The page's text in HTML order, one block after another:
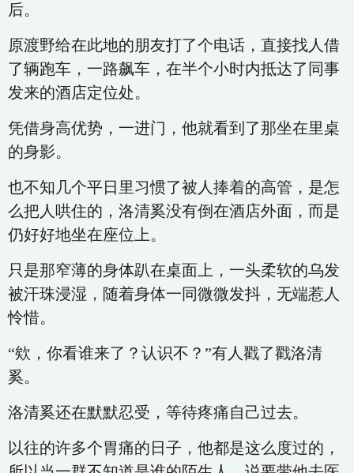
后。
原渡野给在此地的朋友打了个电话，直接找人借
了辆跑车，一路飙车，在半个小时内抵达了同事
发来的酒店定位处。
凭借身高优势，一进门，他就看到了那坐在里桌
的身影。
也不知几个平日里习惯了被人捧着的高管，是怎
么把人哄住的，洛清奚没有倒在酒店外面，而是
仍好好地坐在座位上。
只是那窄薄的身体趴在桌面上，一头柔软的乌发
被汗珠浸湿，随着身体一同微微发抖，无端惹人
怜惜。
“欸，你看谁来了？认识不？”有人戳了戳洛清
奚。
洛清奚还在默默忍受，等待疼痛自己过去。
以往的许多个胃痛的日子，他都是这么度过的，